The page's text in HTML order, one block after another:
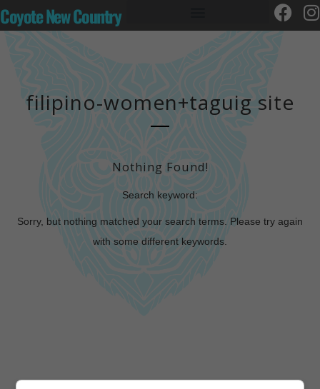
Coyote New Country
filipino-women+taguig site
Nothing Found!
Search keyword:
Sorry, but nothing matched your search terms. Please try again
with some different keywords.